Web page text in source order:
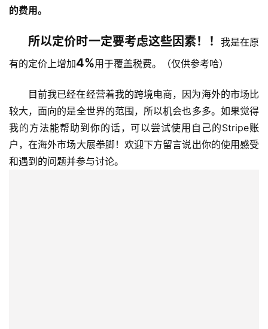
的费用。
所以定价时一定要考虑这些因素！！
我是在原
有的定价上增加4%用于覆盖税费。（仅供参考哈）
目前我已经在经营着我的跨境电商，因为海外的市场比
较大，面向的是全世界的范围，所以机会也多多。如果觉得
我的方法能帮助到你的话，可以尝试使用自己的Stripe账
户，在海外市场大展拳脚！欢迎下方留言说出你的使用感受
和遇到的问题并参与讨论。